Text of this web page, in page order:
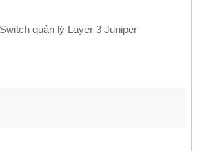
quản lý Layer 3 Juniper